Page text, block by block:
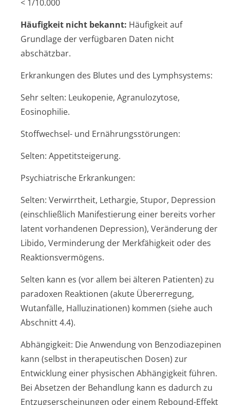
< 1/10.000
Häufigkeit nicht bekannt: Häufigkeit auf
Grundlage der verfügbaren Daten nicht
abschätzbar.
Erkrankungen des Blutes und des Lymphsystems:
Sehr selten: Leukopenie, Agranulozytose,
Eosinophilie.
Stoffwechsel- und Ernährungsstörun­gen:
Selten: Appetitsteigerung.
Psychiatrische Erkrankungen:
Selten: Verwirrtheit, Lethargie, Stupor, Depression
(einschließlich Manifestierung einer bereits vorher
latent vorhandenen Depression), Veränderung der
Libido, Verminderung der Merkfähigkeit oder des
Reaktionsvermögens.
Selten kann es (vor allem bei älteren Patienten) zu
paradoxen Reaktionen (akute Übererregung,
Wutanfälle, Halluzinationen) kommen (siehe auch
Abschnitt 4.4).
Abhängigkeit: Die Anwendung von Benzodiazepinen
kann (selbst in therapeutischen Dosen) zur
Entwicklung einer physischen Abhängigkeit führen.
Bei Absetzen der Behandlung kann es dadurch zu
Entzugsersche­inungen oder einem Rebound-Effekt